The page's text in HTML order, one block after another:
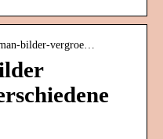
bilder-vergroe…